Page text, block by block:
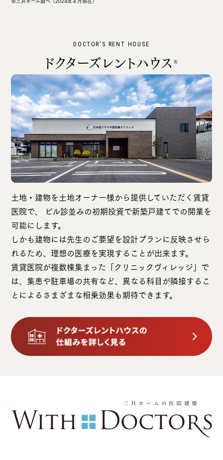
DOCTOR'S RENT HOUSE
ドクターズレントハウス ®
土地・建物を土地オーナー様から提供していただく賃貸
医院で、 ビル診並みの初期投資で新築戸建てでの開業を
可能にします。
しかも建物には先生のご要望を設計プランに反映させら
れるため、理想の医療を実現することが出来ます。
賃貸医院が複数棟集まった「クリニックヴィレッジ」で
は、集患や駐車場の共有など、異なる科目が隣接するこ
とによるさまざまな相乗効果も期待できます。